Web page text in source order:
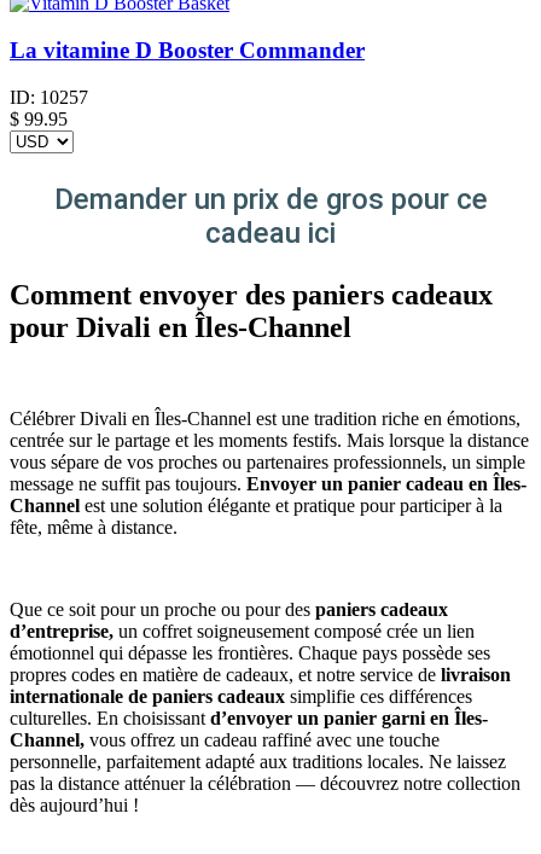
La vitamine D Booster Commander
ID: 10257
$ 99.95
Demander un prix de gros pour ce
cadeau ici
Comment envoyer des paniers cadeaux
pour Divali en Îles-Channel
Célébrer Divali en Îles-Channel est une tradition riche en émotions,
centrée sur le partage et les moments festifs. Mais lorsque la distance
vous sépare de vos proches ou partenaires professionnels, un simple
message ne suffit pas toujours. Envoyer un panier cadeau en Îles-
Channel est une solution élégante et pratique pour participer à la
fête, même à distance.
Que ce soit pour un proche ou pour des paniers cadeaux
d’entreprise, un coffret soigneusement composé crée un lien
émotionnel qui dépasse les frontières. Chaque pays possède ses
propres codes en matière de cadeaux, et notre service de livraison
internationale de paniers cadeaux simplifie ces différences
culturelles. En choisissantd’envoyer un panier garni en Îles-
Channel, vous offrez un cadeau raffiné avec une touche
personnelle, parfaitement adapté aux traditions locales. Ne laissez
pas la distance atténuer la célébration — découvrez notre collection
dès aujourd’hui !